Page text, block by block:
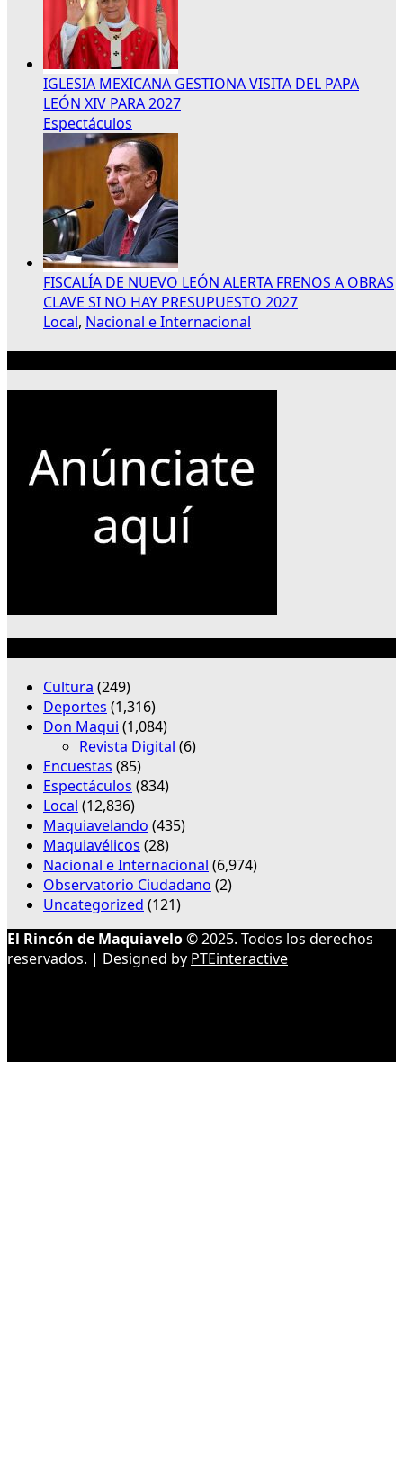
IGLESIA MEXICANA GESTIONA VISITA DEL PAPA
LEÓN XIV PARA 2027
Espectáculos
FISCALÍA DE NUEVO LEÓN ALERTA FRENOS A OBRAS
CLAVE SI NO HAY PRESUPUESTO 2027
Local, Nacional e Internacional
Cultura (249)
Deportes (1,316)
Don Maqui (1,084)
Revista Digital (6)
Encuestas (85)
Espectáculos (834)
Local (12,836)
Maquiavelando (435)
Maquiavélicos (28)
Nacional e Internacional (6,974)
Observatorio Ciudadano (2)
Uncategorized (121)
El Rincón de Maquiavelo© 2025. Todos los derechos
reservados. | Designed by PTEinteractive